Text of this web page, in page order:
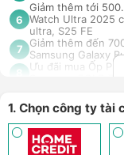
6
Giảm thêm tới
Watch Ultra 2025
ultra, S25 FE
7
Giảm thêm đến
Samsung Galaxy
8
Ưu đãi mua Ốp
triệu đồng - (Xem
10 Trả góp 4 không,
công ty tài chính/
An tâm sử dụng
Care (LH
1. Chọn công ty tài